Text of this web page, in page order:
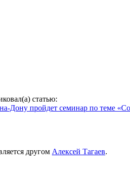
статью:
на-Дону пройдет семинар по теме
другом Алексей Тагаев.